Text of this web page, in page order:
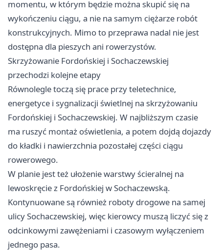
momentu, w którym będzie można skupić się na
wykończeniu ciągu, a nie na samym ciężarze robót
konstrukcyjnych. Mimo to przeprawa nadal nie jest
dostępna dla pieszych ani rowerzystów.
Skrzyżowanie Fordońskiej i Sochaczewskiej
przechodzi kolejne etapy
Równolegle toczą się prace przy teletechnice,
energetyce i sygnalizacji świetlnej na skrzyżowaniu
Fordońskiej i Sochaczewskiej. W najbliższym czasie
ma ruszyć montaż oświetlenia, a potem dojdą dojazdy
do kładki i nawierzchnia pozostałej części ciągu
rowerowego.
W planie jest też ułożenie warstwy ścieralnej na
lewoskręcie z Fordońskiej w Sochaczewską.
Kontynuowane są również roboty drogowe na samej
ulicy Sochaczewskiej, więc kierowcy muszą liczyć się z
odcinkowymi zawężeniami i czasowym wyłączeniem
jednego pasa.